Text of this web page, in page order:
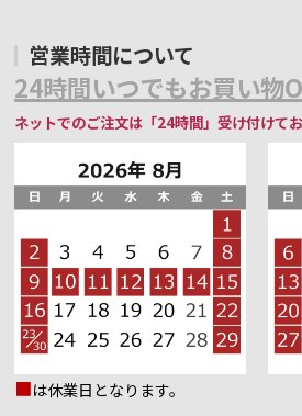
営業時間について
24時間いつでもお買い物
ネットでのご注文は「24時間」受け付けてお
■は休業日となります。